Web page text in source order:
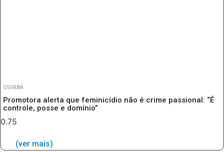
CUIABÁ
Promotora alerta que feminicídio não é crime passional: “É
controle, posse e domínio”
(ver mais)